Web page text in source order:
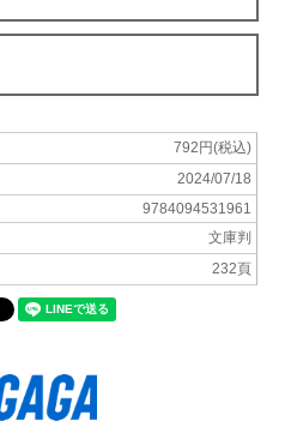
792円(税込)
2024/07/18
9784094531961
文庫判
232頁